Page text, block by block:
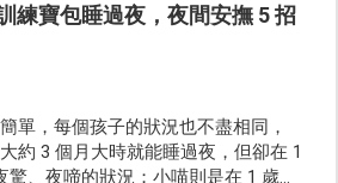
練寶包睡過夜，夜間安撫 5 招
單，每個孩子的狀況也不盡相同，
約 3 個月大時就能睡過夜，但卻在 1
驚、夜啼的狀況；小喵則是在 1 歲左